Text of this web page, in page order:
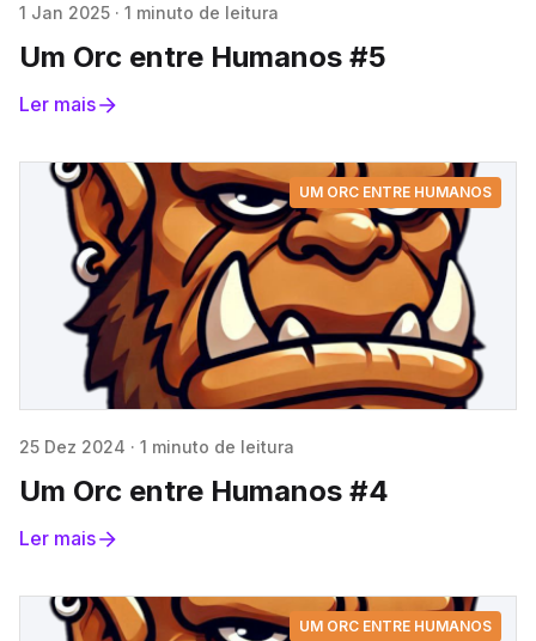
1 Jan 2025 · 1 minuto de leitura
Um Orc entre Humanos #5
Ler mais
UM ORC ENTRE HUMANOS
25 Dez 2024 · 1 minuto de leitura
Um Orc entre Humanos #4
Ler mais
UM ORC ENTRE HUMANOS